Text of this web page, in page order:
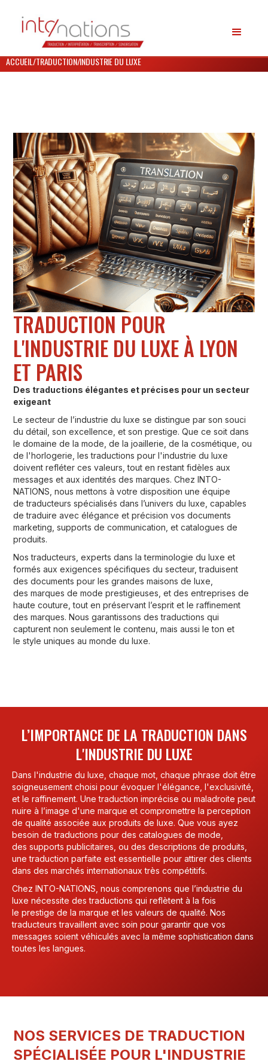
ACCUEIL/TRADUCTION/INDUSTRIE DU LUXE
TRADUCTION POUR
L'INDUSTRIE DU LUXE À LYON
ET PARIS
Des traductions élégantes et précises pour un secteur
exigeant
Le secteur de l’industrie du luxe se distingue par son souci
du détail, son excellence, et son prestige. Que ce soit dans
le domaine de la mode, de la joaillerie, de la cosmétique, ou
de l'horlogerie, les traductions pour l'industrie du luxe
doivent refléter ces valeurs, tout en restant fidèles aux
messages et aux identités des marques. Chez INTO-
NATIONS, nous mettons à votre disposition une équipe
de traducteurs spécialisés dans l’univers du luxe, capables
de traduire avec élégance et précision vos documents
marketing, supports de communication, et catalogues de
produits.
Nos traducteurs, experts dans la terminologie du luxe et
formés aux exigences spécifiques du secteur, traduisent
des documents pour les grandes maisons de luxe,
des marques de mode prestigieuses, et des entreprises de
haute couture, tout en préservant l’esprit et le raffinement
des marques. Nous garantissons des traductions qui
capturent non seulement le contenu, mais aussi le ton et
le style uniques au monde du luxe.
L’IMPORTANCE DE LA TRADUCTION DANS
L'INDUSTRIE DU LUXE
Dans l'industrie du luxe, chaque mot, chaque phrase doit être
soigneusement choisi pour évoquer l'élégance, l'exclusivité,
et le raffinement. Une traduction imprécise ou maladroite peut
nuire à l’image d'une marque et compromettre la perception
de qualité associée aux produits de luxe. Que vous ayez
besoin de traductions pour des catalogues de mode,
des supports publicitaires, ou des descriptions de produits,
une traduction parfaite est essentielle pour attirer des clients
dans des marchés internationaux très compétitifs.
Chez INTO-NATIONS, nous comprenons que l’industrie du
luxe nécessite des traductions qui reflètent à la fois
le prestige de la marque et les valeurs de qualité. Nos
traducteurs travaillent avec soin pour garantir que vos
messages soient véhiculés avec la même sophistication dans
toutes les langues.
NOS SERVICES DE TRADUCTION
SPÉCIALISÉE POUR L'INDUSTRIE